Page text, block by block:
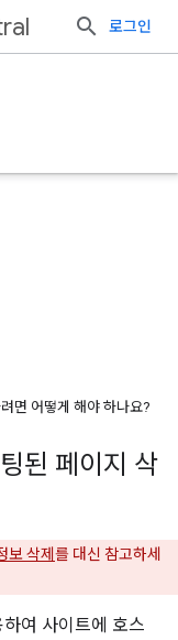
로그인
면 어떻게 해야 하나요?
된 페이지 삭
보 삭제 를 대신 참고하세
여 사이트에 호스